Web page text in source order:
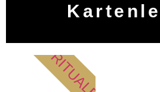
RITUALE